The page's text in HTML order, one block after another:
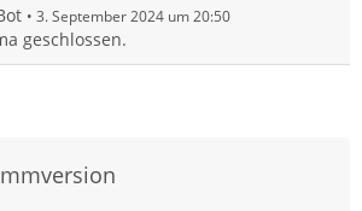
3. September 2024 um 20:50
geschlossen.